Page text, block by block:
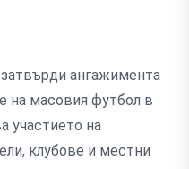
ангажимента
на масовия футбол в
участието на
клубове и местни